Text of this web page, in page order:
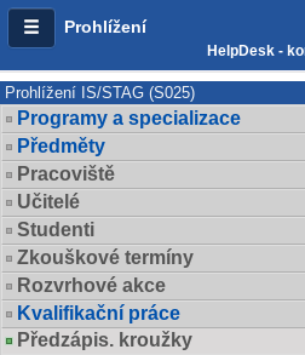
Prohlížení
HelpDesk -
Prohlížení IS/STAG (S025)
Programy a specializace
Předměty
Pracoviště
Učitelé
Studenti
Zkouškové termíny
Rozvrhové akce
Kvalifikační práce
Předzápis. kroužky